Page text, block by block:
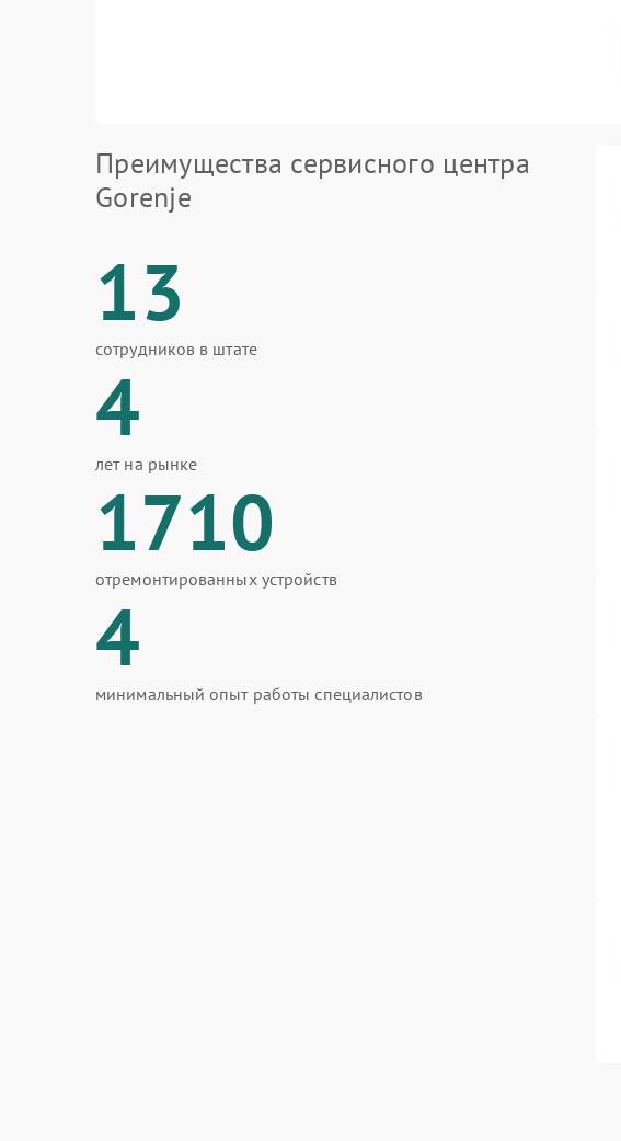
Преимущества сервисного центра
Gorenje
13
сотрудников в штате
4
лет на рынке
1710
отремонтированных устройств
4
минимальный опыт работы специалистов